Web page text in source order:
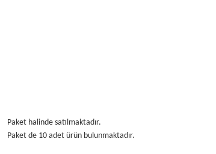
Paket halinde satılmaktadır.
Paket de 10 adet ürün bulunmaktadır.